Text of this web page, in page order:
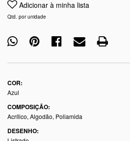
Adicionar à minha lista
Qtd. por unidade
COR:
Azul
COMPOSIÇÃO:
Acrílico, Algodão, Poliamida
DESENHO: